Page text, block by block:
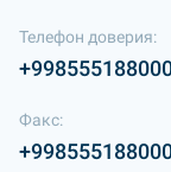
Телефон доверия:
Факс: